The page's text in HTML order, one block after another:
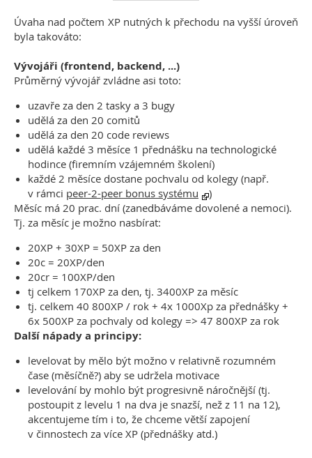
Úvaha nad počtem XP nutných k přechodu na vyšší úroveň
byla takováto:
Vývojáři (frontend, backend, ...)
Průměrný vývojář zvládne asi toto:
uzavře za den 2 tasky a 3 bugy
udělá za den 20 comitů
udělá za den 20 code reviews
udělá každé 3 měsíce 1 přednášku na technologické
hodince (firemním vzájemném školení)
každé 2 měsíce dostane pochvalu od kolegy (např.
v rámci peer-2-peer bonus systému
)
Měsíc má 20 prac. dní (zanedbáváme dovolené a nemoci).
Tj. za měsíc je možno nasbírat:
20XP + 30XP = 50XP za den
20c = 20XP/den
20cr = 100XP/den
tj celkem 170XP za den, tj. 3400XP za měsíc
tj. celkem 40 800XP / rok + 4x 1000Xp za přednášky +
6x 500XP za pochvaly od kolegy => 47 800XP za rok
Další nápady a principy:
levelovat by mělo být možno v relativně rozumném
čase (měsíčně?) aby se udržela motivace
levelování by mohlo být progresivně náročnější (tj.
postoupit z levelu 1 na dva je snazší, než z 11 na 12),
akcentujeme tím i to, že chceme větší zapojení
v činnostech za více XP (přednášky atd.)